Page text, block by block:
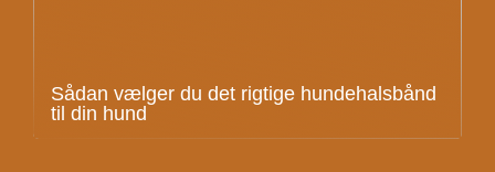
Sådan vælger du det rigtige hundehalsbånd
til din hund